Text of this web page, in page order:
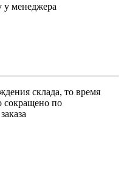
у менеджера
склада, то время
сокращено по